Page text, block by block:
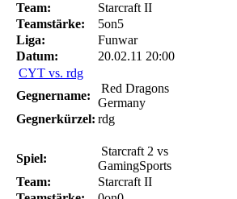
Team:
Starcraft II
Teamstärke:
5on5
Liga:
Funwar
Datum:
20.02.11 20:00
CYT vs. rdg
Gegnername:
Red Dragons
Germany
Gegnerkürzel: rdg
Spiel:
Starcraft 2 vs
GamingSports
Team:
Starcraft II